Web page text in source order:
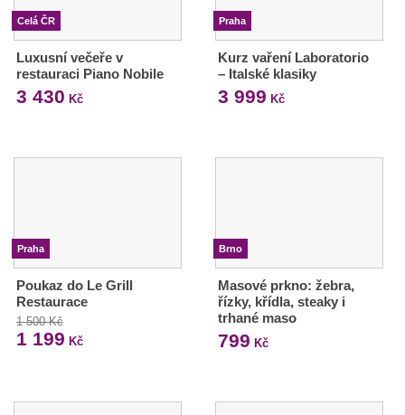
Celá ČR
Luxusní večeře v
restauraci Piano Nobile
3 430 Kč
Praha
Kurz vaření Laboratorio
– Italské klasiky
3 999 Kč
Praha
Poukaz do Le Grill
Restaurace
1 500 Kč
1 199 Kč
Brno
Masové prkno: žebra,
řízky, křídla, steaky i
trhané maso
799 Kč